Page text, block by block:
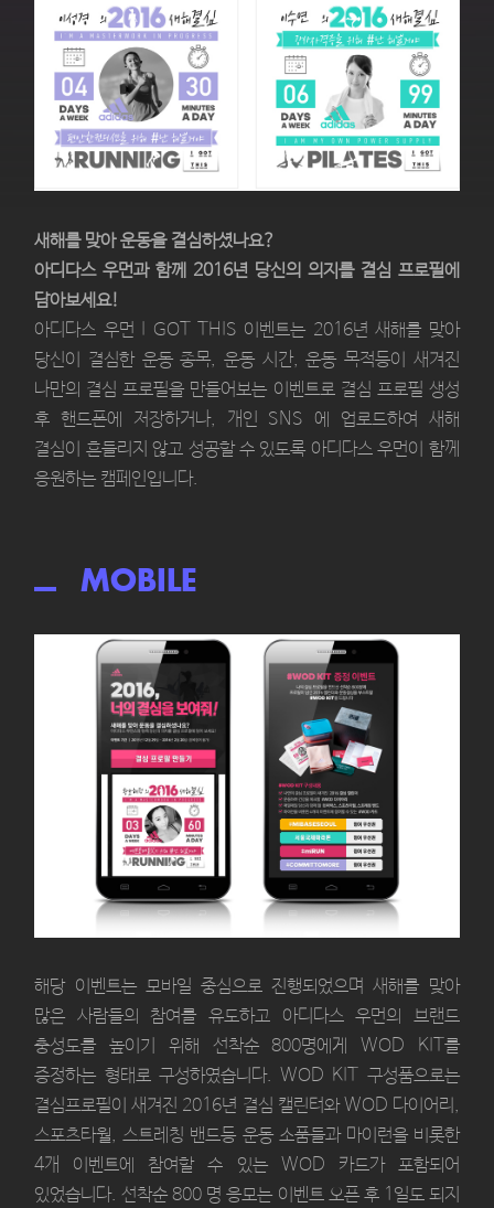
새해를 맞아 운동을 결심하셨나요?
아디다스 우먼과 함께 2016년 당신의 의지를 결심 프로필에
담아보세요!
아디다스 우먼 I GOT THIS 이벤트는 2016년 새해를 맞아
당신이 결심한 운동 종목, 운동 시간, 운동 목적등이 새겨진
나만의 결심 프로필을 만들어보는 이벤트로 결심 프로필 생성
후 핸드폰에 저장하거나, 개인 SNS 에 업로드하여 새해
결심이 흔들리지 않고 성공할 수 있도록 아디다스 우먼이 함께
응원하는 캠페인입니다.
MOBILE
해당 이벤트는 모바일 중심으로 진행되었으며 새해를 맞아
많은 사람들의 참여를 유도하고 아디다스 우먼의 브랜드
충성도를 높이기 위해 선착순 800명에게 WOD KIT를
증정하는 형태로 구성하였습니다. WOD KIT 구성품으로는
결심프로필이 새겨진 2016년 결심 캘린터와 WOD 다이어리,
스포츠타월, 스트레칭 밴드등 운동 소품들과 마이런을 비롯한
4개 이벤트에 참여할 수 있는 WOD 카드가 포함되어
있었습니다. 선착순 800 명 응모는 이벤트 오픈 후 1일도 되지